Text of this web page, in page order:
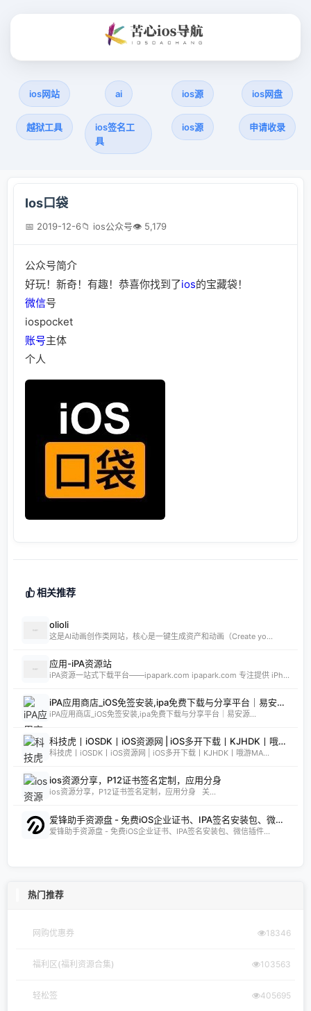
ios网站 ai ios源 ios网盘
越狱工具
ios签名工
具
ios源 申请收录
Ios口袋
📅 2019-12-6📁 ios公众号👁 5,179
公众号简介
好玩！新奇！有趣！恭喜你找到了ios的宝藏袋！
微信号
iospocket
账号主体
个人
相关推荐
olioli
这是AI动画创作类网站，核心是一键生成资产和动画（Create yo...
应用-iPA资源站
iPA资源一站式下载平台——ipapark.com ipapark.com 专注提供 iPhone、iPad、iPod 软体的 IPA 文件下载服务，覆盖 iOS4 至 iOS16 全系统版本，满足不同机型的用户需求。无论是正版砸壳、开心版软件，还是越狱插件、免费证书，都可在本站快速获取。 核心优势 **全网最全 ip
iPA应用商店_iOS免签安装,ipa免费下载与分享平台｜易安源&酷卡软件
iPA应用商店_iOS免签安装,ipa免费下载与分享平台｜易安源...
科技虎丨iOSDK丨iOS资源网 | iOS多开下载丨KJHDK丨哦游MAX丨iPA商店丨凸游 | iPA软件免费砸壳下载丨iOSiPA丨苹果多开丨全网最优秀的iPA资源下载网站
科技虎丨iOSDK丨iOS资源网 | iOS多开下载丨KJHDK丨哦游MA...
ios资源分享，P12证书签名定制，应用分身
ios资源分享，P12证书签名定制，应用分身 关...
爱锋助手资源盘 - 免费iOS企业证书、IPA签名安装包、微信插件主题合集
爱锋助手资源盘 - 免费iOS企业证书、IPA签名安装包、微信插件...
热门推荐
网购优惠券 18346
福利区(福利资源合集) 103563
轻松签 405695